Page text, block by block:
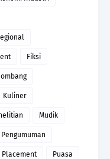
Fiksi
Kuliner
Mudik
Pengumuman
Placement Puasa